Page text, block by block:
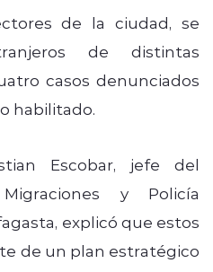
de la ciudad, se
de distintas
casos denunciados
habilitado.
Escobar, jefe del
y Policía
explicó que estos
de un plan estratégico